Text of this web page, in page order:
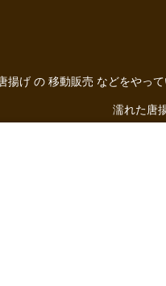
げ の 移動販売 などをやっ
濡れた唐